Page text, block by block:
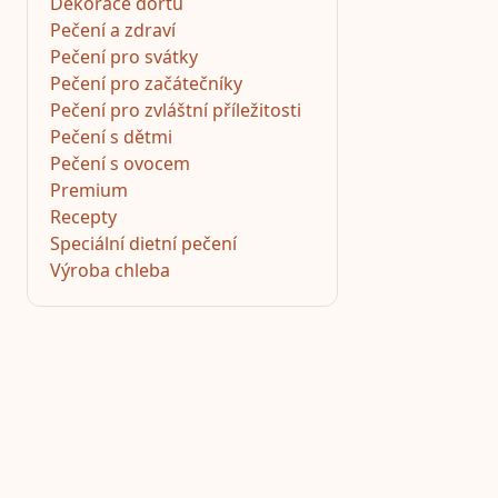
Pečení a zdraví
Pečení pro svátky
Pečení pro začátečníky
Pečení pro zvláštní příležitosti
Pečení s dětmi
Pečení s ovocem
Premium
Recepty
Speciální dietní pečení
Výroba chleba